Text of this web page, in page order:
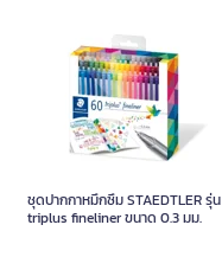
ชุดปากกาหมึกซึม STAEDTLER รุ่น
triplus fineliner ขนาด 0.3 มม.